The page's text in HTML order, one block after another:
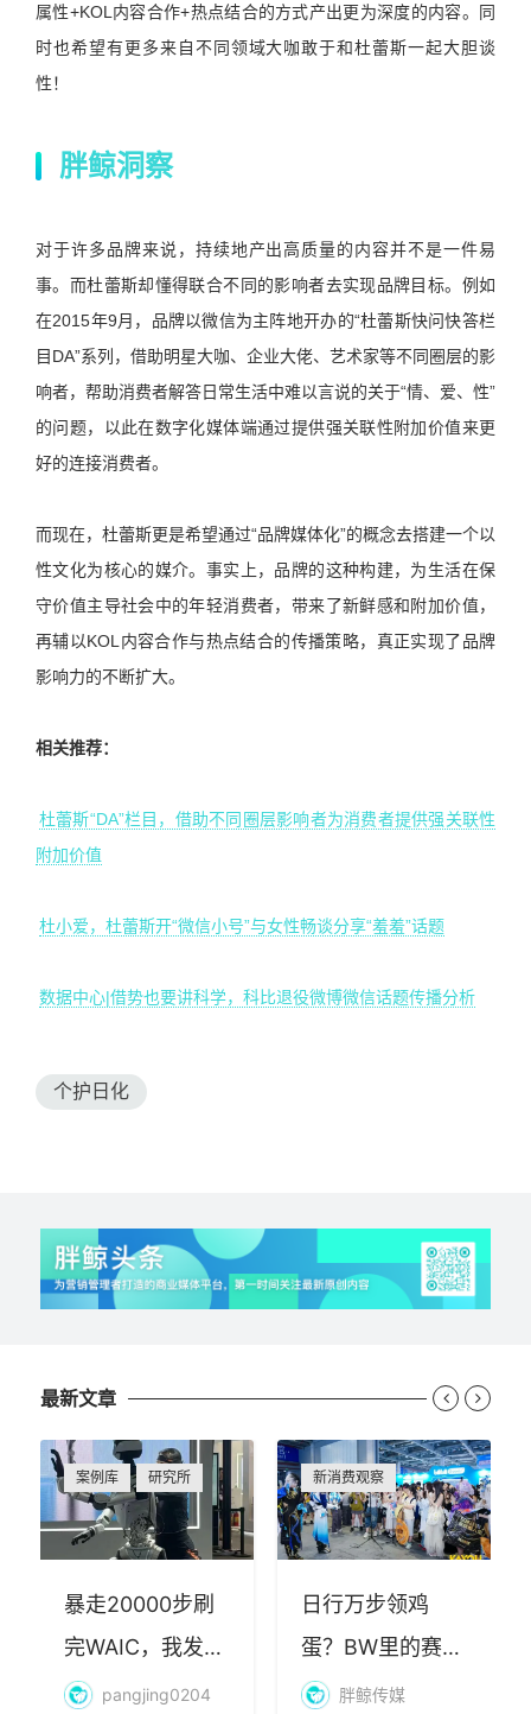
属性+KOL内容合作+热点结合的方式产出更为深度的内容。同
时也希望有更多来自不同领域大咖敢于和杜蕾斯一起大胆谈
性！
胖鲸洞察
对于许多品牌来说，持续地产出高质量的内容并不是一件易
事。而杜蕾斯却懂得联合不同的影响者去实现品牌目标。例如
在2015年9月，品牌以微信为主阵地开办的“杜蕾斯快问快答栏
目DA”系列，借助明星大咖、企业大佬、艺术家等不同圈层的影
响者，帮助消费者解答日常生活中难以言说的关于“情、爱、性”
的问题，以此在数字化媒体端通过提供强关联性附加价值来更
好的连接消费者。
而现在，杜蕾斯更是希望通过“品牌媒体化”的概念去搭建一个以
性文化为核心的媒介。事实上，品牌的这种构建，为生活在保
守价值主导社会中的年轻消费者，带来了新鲜感和附加价值，
再辅以KOL内容合作与热点结合的传播策略，真正实现了品牌
影响力的不断扩大。
相关推荐：
杜蕾斯“DA”栏目，借助不同圈层影响者为消费者提供强关联性
附加价值
杜小爱，杜蕾斯开“微信小号”与女性畅谈分享“羞羞”话题
数据中心|借势也要讲科学，科比退役微博微信话题传播分析
个护日化
最新文章
案例库 研究所
暴走20000步刷
完WAIC，我发现
AI最赚钱的不是
pangjing0204
新消费观察
日行万步领鸡
蛋？BW里的赛博
朝圣，藏着品牌
胖鲸传媒
 